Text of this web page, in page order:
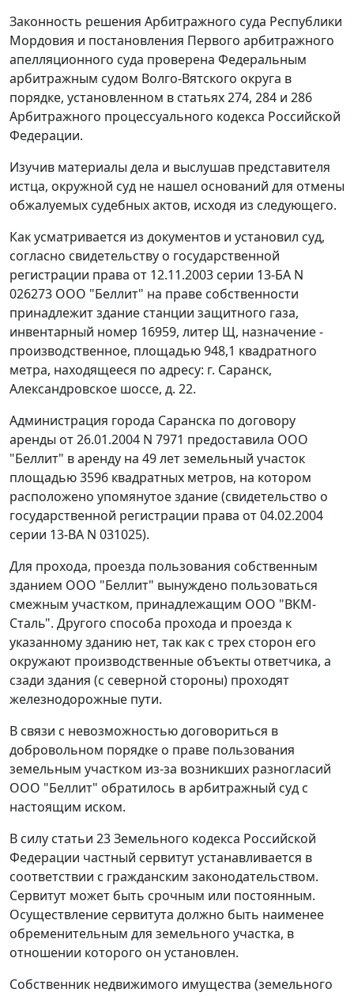
Законность решения Арбитражного суда Республики
Мордовия и постановления Первого арбитражного
апелляционного суда проверена Федеральным
арбитражным судом Волго-Вятского округа в
порядке, установленном в статьях 274, 284 и 286
Арбитражного процессуального кодекса Российской
Федерации.
Изучив материалы дела и выслушав представителя
истца, окружной суд не нашел оснований для отмены
обжалуемых судебных актов, исходя из следующего.
Как усматривается из документов и установил суд,
согласно свидетельству о государственной
регистрации права от 12.11.2003 серии 13-БА N
026273 ООО "Беллит" на праве собственности
принадлежит здание станции защитного газа,
инвентарный номер 16959, литер Щ, назначение -
производственное, площадью 948,1 квадратного
метра, находящееся по адресу: г. Саранск,
Александровское шоссе, д. 22.
Администрация города Саранска по договору
аренды от 26.01.2004 N 7971 предоставила ООО
"Беллит" в аренду на 49 лет земельный участок
площадью 3596 квадратных метров, на котором
расположено упомянутое здание (свидетельство о
государственной регистрации права от 04.02.2004
серии 13-ВА N 031025).
Для прохода, проезда пользования собственным
зданием ООО "Беллит" вынуждено пользоваться
смежным участком, принадлежащим ООО "ВКМ-
Сталь". Другого способа прохода и проезда к
указанному зданию нет, так как с трех сторон его
окружают производственные объекты ответчика, а
сзади здания (с северной стороны) проходят
железнодорожные пути.
В связи с невозможностью договориться в
добровольном порядке о праве пользования
земельным участком из-за возникших разногласий
ООО "Беллит" обратилось в арбитражный суд с
настоящим иском.
В силу статьи 23Земельного кодекса Российской
Федерации частный сервитут устанавливается в
соответствии с гражданским законодательством.
Сервитут может быть срочным или постоянным.
Осуществление сервитута должно быть наименее
обременительным для земельного участка, в
отношении которого он установлен.
Собственник недвижимого имущества (земельного